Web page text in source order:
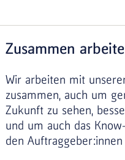
Zusammen
Wir arbeiten mit
zusammen, auch um
Zukunft zu sehen,
und um auch das
den